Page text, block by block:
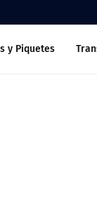
y Piquetes